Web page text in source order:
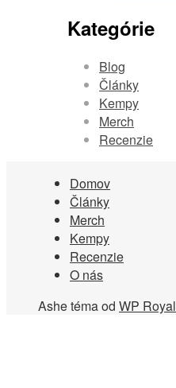
Kategórie
Blog
Články
Kempy
Merch
Recenzie
Domov
Články
Merch
Kempy
Recenzie
O nás
Ashe téma od WP Royal